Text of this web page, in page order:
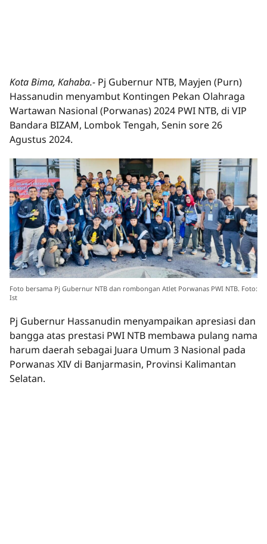
Kota Bima, Kahaba.- Pj Gubernur NTB, Mayjen (Purn)
Hassanudin menyambut Kontingen Pekan Olahraga
Wartawan Nasional (Porwanas) 2024 PWI NTB, di VIP
Bandara BIZAM, Lombok Tengah, Senin sore 26
Agustus 2024.
Foto bersama Pj Gubernur NTB dan rombongan Atlet Porwanas PWI NTB. Foto:
Ist
Pj Gubernur Hassanudin menyampaikan apresiasi dan
bangga atas prestasi PWI NTB membawa pulang nama
harum daerah sebagai Juara Umum 3 Nasional pada
Porwanas XIV di Banjarmasin, Provinsi Kalimantan
Selatan.